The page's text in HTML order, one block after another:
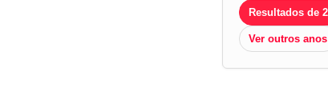
Resultados de
Ver outros anos